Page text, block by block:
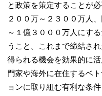
と政策を策定することが
２００万～２３００万人
～１億３０００万人にす
うこと。これまで締結さ
得られる機会を効果的に
門家や海外に在住するベ
ョンに取り組む有利な条